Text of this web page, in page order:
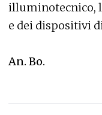
illuminotecnico,
e dei dispositivi
An. Bo.